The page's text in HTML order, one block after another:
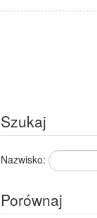
Szukaj
Nazwisko:
Porównaj